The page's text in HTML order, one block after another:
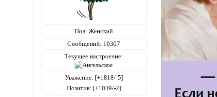
Пол: Женский
Сообщений: 10307
Текущее настроение:
Уважение: [+1818/-5]
Позитив: [+1039/-2]